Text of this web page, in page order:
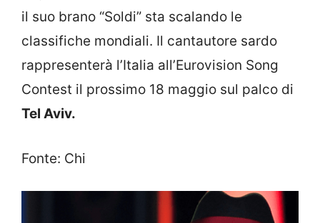
il suo brano “Soldi” sta scalando le
classifiche mondiali. Il cantautore sardo
rappresenterà l’Italia all’Eurovision Song
Contest il prossimo 18 maggio sul palco di
Tel Aviv.
Fonte: Chi